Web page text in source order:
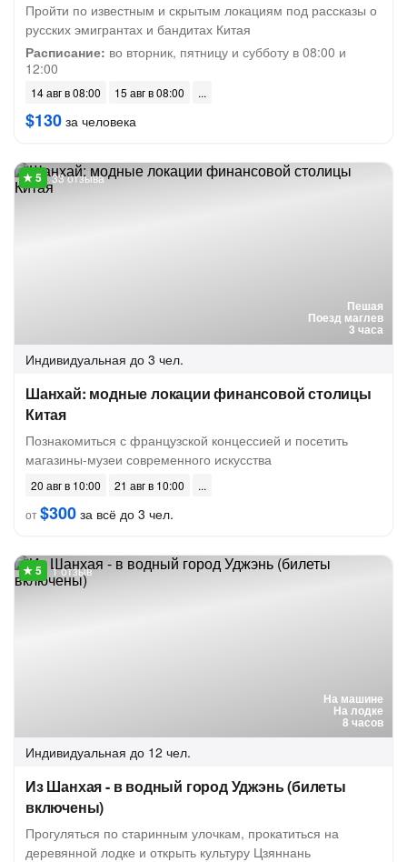
Пройти по известным и скрытым локациям под рассказы о
русских эмигрантах и бандитах Китая
Расписание: во вторник, пятницу и субботу в 08:00 и
12:00
14 авг в 08:00 15 авг в 08:00
$130 за человека
Пешая
Поезд маглев
3 часа
33 отзыва
Индивидуальная до 3 чел.
Шанхай: модные локации финансовой столицы
Китая
Познакомиться с французской концессией и посетить
магазины-музеи современного искусства
20 авг в 10:00
21 авг в 10:00
от$300 за всё до 3 чел.
На машине
На лодке
8 часов
1 отзыв
Индивидуальная до 12 чел.
Из Шанхая - в водный город Уджэнь (билеты
включены)
Прогуляться по старинным улочкам, прокатиться на
деревянной лодке и открыть культуру Цзяннань